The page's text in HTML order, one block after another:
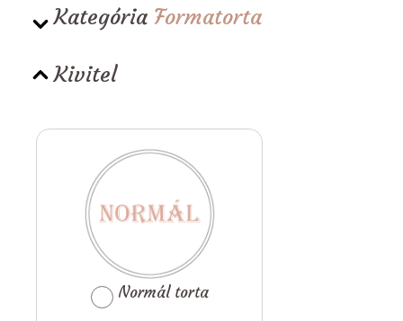
Kategória Formatorta
Kivitel
Normál torta